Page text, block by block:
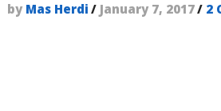
by Mas Herdi / January 7, 2017/ 2